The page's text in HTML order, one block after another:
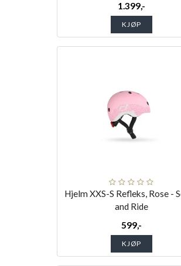
1.399,-
KJØP
Hjelm XXS-S Refleks, Rose -
and Ride
599,-
KJØP